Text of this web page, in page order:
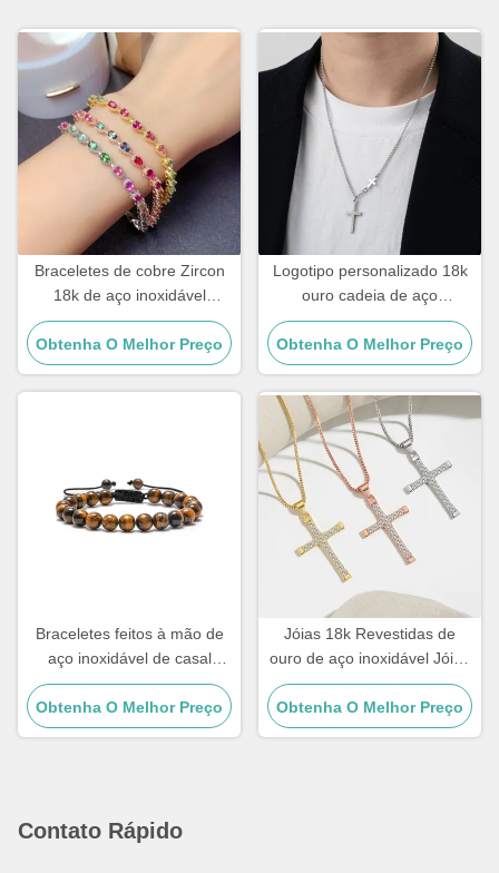
Braceletes de cobre Zircon
18k de aço inoxidável
Braceletes de diamantes
dourados Braceletes de
mulheres
Obtenha O Melhor Preço
Logotipo personalizado 18k
ouro cadeia de aço
inoxidável homens joias cruz
pendente cadeias
Obtenha O Melhor Preço
Braceletes feitos à mão de
aço inoxidável de casal
Homens Tiger Eye Stone
Bracelet de contas
Obtenha O Melhor Preço
Jóias 18k Revestidas de
ouro de aço inoxidável Jóias
Mulher Choker Cruz
Necklace 20 polegadas
Obtenha O Melhor Preço
Contato Rápido